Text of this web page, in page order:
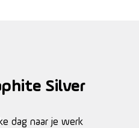
Silver
dag naar je werk